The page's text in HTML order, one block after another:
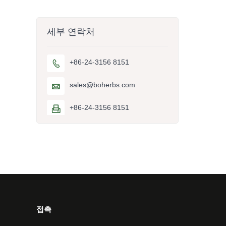
세부 연락처
 +86-24-3156 8151
 sales@boherbs.com
 +86-24-3156 8151
접촉